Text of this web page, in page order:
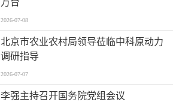
万台
2026-07-08
北京市农业农村局领导莅临中科原动力
调研指导
2026-07-07
李强主持召开国务院党组会议